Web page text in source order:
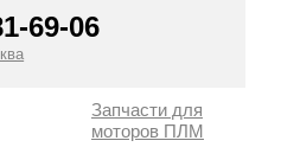
69-06
Запчасти для
моторов ПЛМ